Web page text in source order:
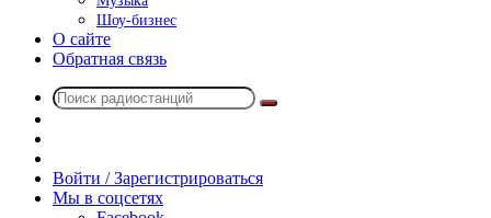
Шоу-бизнес
О сайте
Обратная связь
Поиск
радио
Войти / Зарегистрироваться
Мы в соцсетях